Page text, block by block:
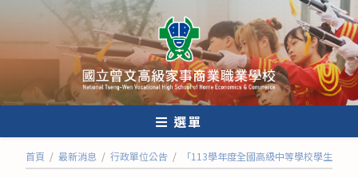
內
選單
首頁 / 最新消息 / 行政單位公告 / 「113學年度全國高級中等學校學生英